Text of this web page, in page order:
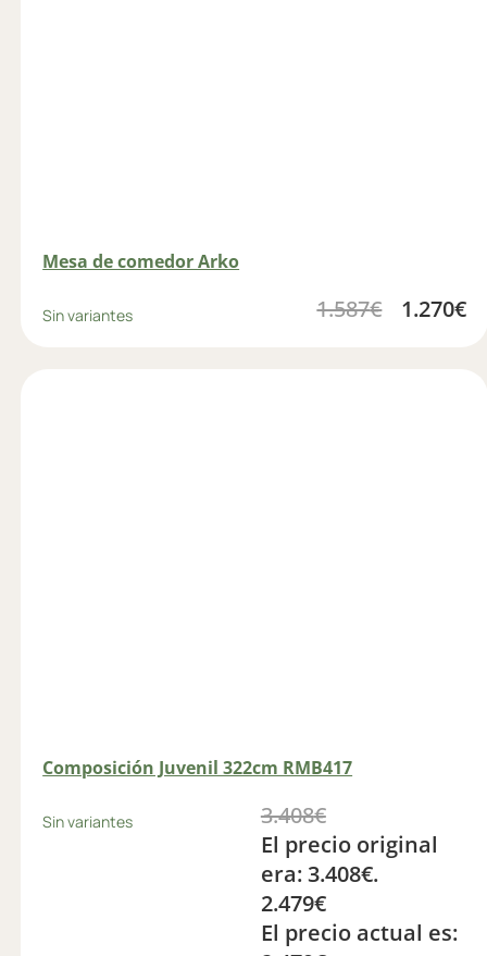
Mesa de comedor Arko
Sin variantes 1.587€ 1.270€
Composición Juvenil 322cm RMB417
Sin variantes 3.408€
El precio original
era: 3.408€.
2.479€
El precio actual es: